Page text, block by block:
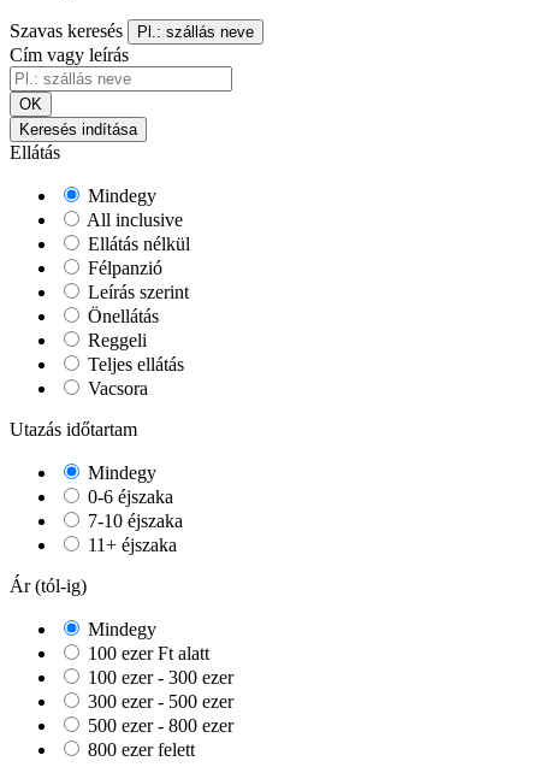
Szavas keresés Pl.: szállás neve
Cím vagy leírás
OK
Keresés indítása
Ellátás
Mindegy
All inclusive
Ellátás nélkül
Félpanzió
Leírás szerint
Önellátás
Reggeli
Teljes ellátás
Vacsora
Utazás időtartam
Mindegy
0-6 éjszaka
7-10 éjszaka
11+ éjszaka
Ár (tól-ig)
Mindegy
100 ezer Ft alatt
100 ezer - 300 ezer
300 ezer - 500 ezer
500 ezer - 800 ezer
800 ezer felett